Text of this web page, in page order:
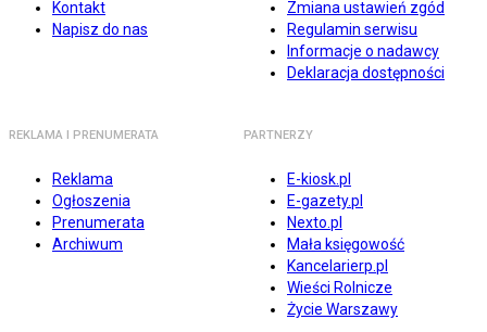
Kontakt
Napisz do nas
Zmiana ustawień zgód
Regulamin serwisu
Informacje o nadawcy
Deklaracja dostępności
REKLAMA I PRENUMERATA
Reklama
Ogłoszenia
Prenumerata
Archiwum
PARTNERZY
E-kiosk.pl
E-gazety.pl
Nexto.pl
Mała księgowość
Kancelarierp.pl
Wieści Rolnicze
Życie Warszawy